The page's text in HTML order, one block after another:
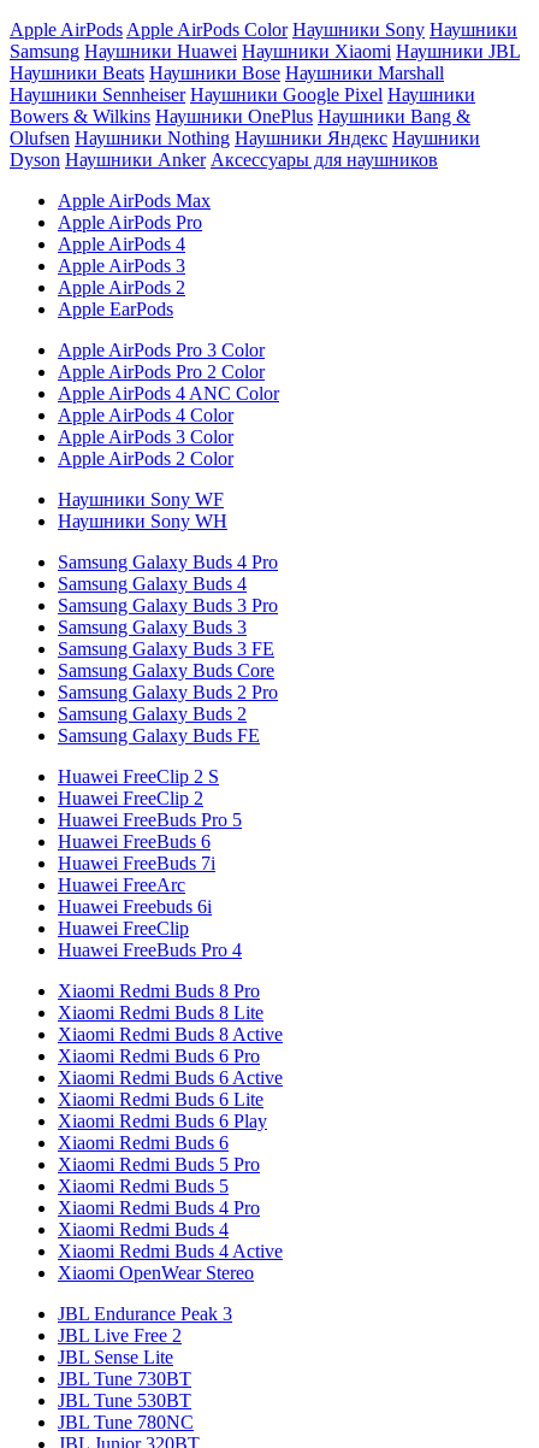
Apple AirPods Apple AirPods Color Наушники Sony Наушники
Samsung Наушники Huawei Наушники Xiaomi Наушники JBL
Наушники Beats Наушники Bose Наушники Marshall
Наушники Sennheiser Наушники Google Pixel Наушники
Bowers & Wilkins Наушники OnePlus Наушники Bang &
Olufsen Наушники Nothing Наушники Яндекс Наушники
Dyson Наушники Anker Аксессуары для наушников
Apple AirPods Max
Apple AirPods Pro
Apple AirPods 4
Apple AirPods 3
Apple AirPods 2
Apple EarPods
Apple AirPods Pro 3 Color
Apple AirPods Pro 2 Color
Apple AirPods 4 ANC Color
Apple AirPods 4 Color
Apple AirPods 3 Color
Apple AirPods 2 Color
Наушники Sony WF
Наушники Sony WH
Samsung Galaxy Buds 4 Pro
Samsung Galaxy Buds 4
Samsung Galaxy Buds 3 Pro
Samsung Galaxy Buds 3
Samsung Galaxy Buds 3 FE
Samsung Galaxy Buds Core
Samsung Galaxy Buds 2 Pro
Samsung Galaxy Buds 2
Samsung Galaxy Buds FE
Huawei FreeClip 2 S
Huawei FreeClip 2
Huawei FreeBuds Pro 5
Huawei FreeBuds 6
Huawei FreeBuds 7i
Huawei FreeArc
Huawei Freebuds 6i
Huawei FreeClip
Huawei FreeBuds Pro 4
Xiaomi Redmi Buds 8 Pro
Xiaomi Redmi Buds 8 Lite
Xiaomi Redmi Buds 8 Active
Xiaomi Redmi Buds 6 Pro
Xiaomi Redmi Buds 6 Active
Xiaomi Redmi Buds 6 Lite
Xiaomi Redmi Buds 6 Play
Xiaomi Redmi Buds 6
Xiaomi Redmi Buds 5 Pro
Xiaomi Redmi Buds 5
Xiaomi Redmi Buds 4 Pro
Xiaomi Redmi Buds 4
Xiaomi Redmi Buds 4 Active
Xiaomi OpenWear Stereo
JBL Endurance Peak 3
JBL Live Free 2
JBL Sense Lite
JBL Tune 730BT
JBL Tune 530BT
JBL Tune 780NC
JBL Junior 320BT